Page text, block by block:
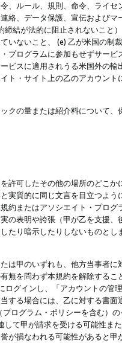
ルール、規則、命令、ライ
、データ保護、宣伝および
結が法的に阻止されないこと
ないこと、 (e) 乙が米国の制
ログラムに参加もせずサー
スに適用されうる米国外の
・サイト上の乙のアカウン
の量または紹介料について
可したその他の場所のどこ
質的に同じ文言を目立つよ
またはアソシエイト・プロ
の表明や誇張（甲が乙を支援
たり暗示したりしないものとし
甲のいずれも、他方当事者
を問わず本規約を解除するこ
グインし、「アカウントの管
る場合には、乙に対する書
ログラム・ポリシーを含む）
て甲が請求を受ける可能性ま
損なわれる可能性があると